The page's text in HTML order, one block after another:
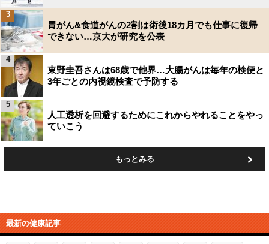
胃がん&食道がんの2割は術後18カ月でも仕事に復帰
できない…京大が研究を公表
3
東野圭吾さんは68歳で他界…大腸がんは毎年の検便と
3年ごとの内視鏡検査で予防する
4
人工透析を回避するためにこれからやれることをやっ
ていこう
5
もっとみる
最新の健康記事